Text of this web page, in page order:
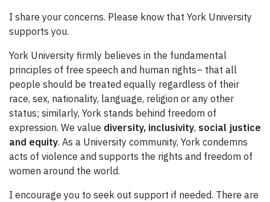
I share your concerns. Please know that York University
supports you.
York University firmly believes in the fundamental
principles of free speech and human rights– that all
people should be treated equally regardless of their
race, sex, nationality, language, religion or any other
status; similarly, York stands behind freedom of
expression. We value diversity, inclusivity, social justice
and equity. As a University community, York condemns
acts of violence and supports the rights and freedom of
women around the world.
I encourage you to seek out support if needed. There are